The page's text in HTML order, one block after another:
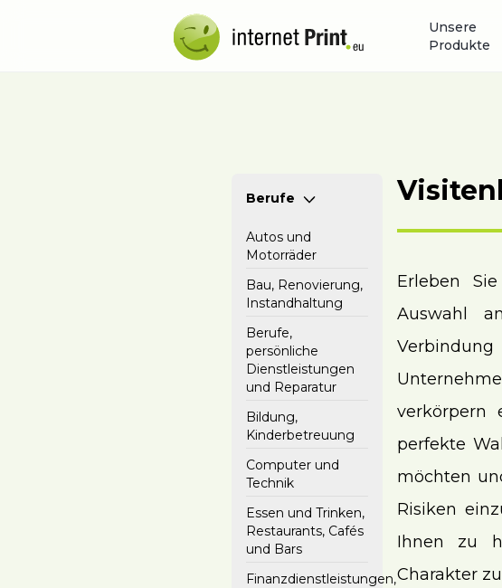
Unsere
Produkte
Berufe
Autos und
Motorräder
Bau, Renovierung,
Instandhaltung
Berufe,
persönliche
Dienstleistungen
und Reparatur
Bildung,
Kinderbetreuung
Computer und
Technik
Essen und Trinken,
Restaurants, Cafés
und Bars
Finanzdienstleistungen,
Erleben
Auswahl
verkörpern
perfekte
möchten
Risiken
Ihnen zu
Charakter